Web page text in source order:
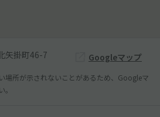
矢掛町46-7 Googleマップ
場所が示されないことがあるため、Googleマ